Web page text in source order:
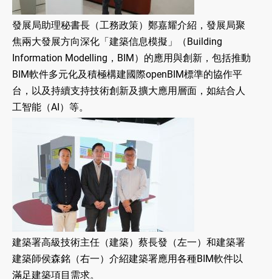
發展局助理秘書長（工務政策）鄭嘉耀介紹，發展局聚
焦兩大發展方向深化「建築信息模擬」（Building
Information Modelling，BIM）的應用與創新，包括推動
BIM軟件多元化及積極構建國際openBIM標準的協作平
台，以及持續支持技術創新及擴大應用層面，如結合人
工智能（AI）等。
建築署高級技術主任（建築）蔡長發（左一）和建築署
建築師侯森銘（右一）介紹建築署應用各種BIM軟件以
滿足建築項目需求。